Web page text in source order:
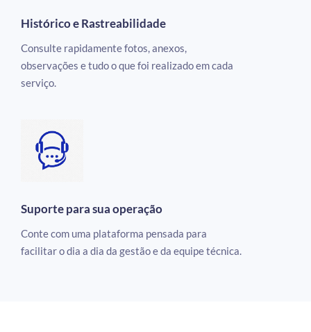
Histórico e Rastreabilidade
Consulte rapidamente fotos, anexos,
observações e tudo o que foi realizado em cada
serviço.
Suporte para sua operação
Conte com uma plataforma pensada para
facilitar o dia a dia da gestão e da equipe técnica.